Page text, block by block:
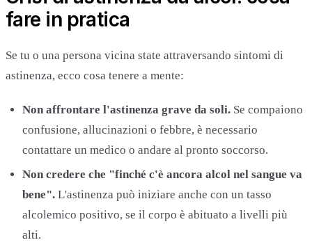
fare in pratica
Se tu o una persona vicina state attraversando sintomi di
astinenza, ecco cosa tenere a mente:
Non affrontare l'astinenza grave da soli. Se compaiono
confusione, allucinazioni o febbre, è necessario
contattare un medico o andare al pronto soccorso.
Non credere che "finché c'è ancora alcol nel sangue va
bene". L'astinenza può iniziare anche con un tasso
alcolemico positivo, se il corpo è abituato a livelli più
alti.